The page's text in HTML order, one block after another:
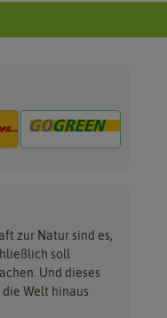
zur Natur sind es,
soll
Und dieses
Welt hinaus